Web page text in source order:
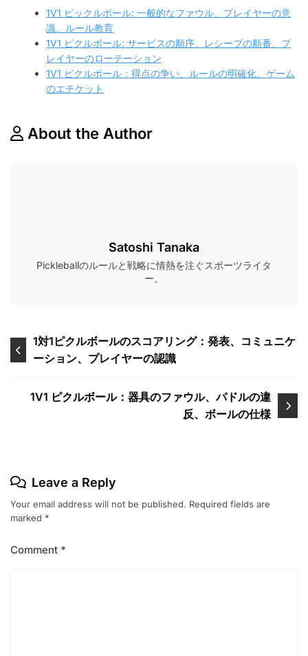
1V1 ピックルボール: 一般的なファウル、プレイヤーの意
識、ルール教育
1V1 ピクルボール: サービスの順序、レシーブの順番、プ
レイヤーのローテーション
1V1 ピクルボール：得点の争い、ルールの明確化、ゲーム
のエチケット
About the Author
Satoshi Tanaka
Pickleballのルールと戦略に情熱を注ぐスポーツライタ
ー。
Post
navigation
1対1ピクルボールのスコアリング：発表、コミュニケ
ーション、プレイヤーの認識
1V1 ピクルボール：器具のファウル、パドルの違
反、ボールの仕様
Leave a Reply
Your email address will not be published. Required fields are
marked *
Comment *